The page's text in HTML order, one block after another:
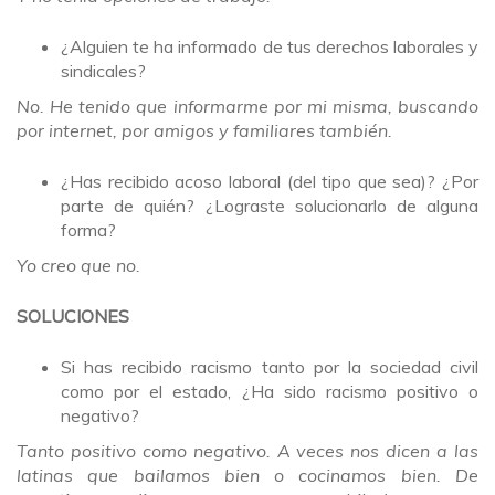
¿Alguien te ha informado de tus derechos laborales y
sindicales?
No. He tenido que informarme por mi misma, buscando
por internet, por amigos y familiares también.
¿Has recibido acoso laboral (del tipo que sea)? ¿Por
parte de quién? ¿Lograste solucionarlo de alguna
forma?
Yo creo que no.
SOLUCIONES
Si has recibido racismo tanto por la sociedad civil
como por el estado, ¿Ha sido racismo positivo o
negativo?
Tanto positivo como negativo. A veces nos dicen a las
latinas que bailamos bien o cocinamos bien. De